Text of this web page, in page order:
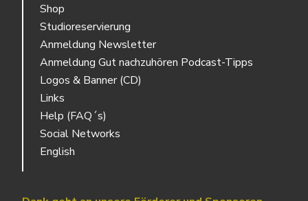
Shop
Studioreservierung
Anmeldung Newsletter
Anmeldung Gut nachzuhören Podcast-Tipps
Logos & Banner (CD)
Links
Help (FAQ´s)
Social Networks
English